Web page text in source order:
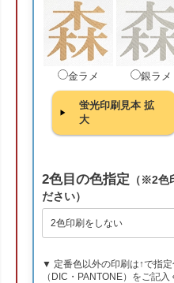
金ラメ 銀ラメ
蛍光印刷見本 拡
大
2色目の色指定 （※2色
ださい）
▼ 定番色以外の印刷は↑で指
（DIC・PANTONE）をご記入